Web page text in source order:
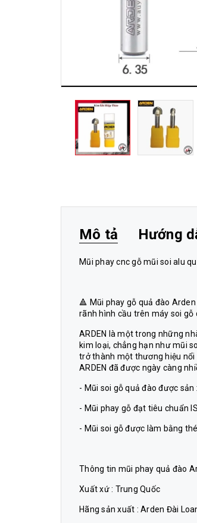
Mô tả Hướng
Mũi phay cnc gỗ mũi soi alu
🔺 Mũi phay gỗ quả đào
rãnh hình cầu trên máy soi gỗ
ARDEN là một trong những
kim loại, chẳng hạn như mũi
trở thành một thương hiệu nổi
ARDEN đã được ngày càng
- Mũi soi gỗ quả đào được
- Mũi phay gỗ đạt tiêu chuẩn
- Mũi soi gỗ được làm bằng
Thông tin mũi phay quả đào
Xuất xứ : Trung Quốc
Hãng sản xuất : Arden Đài